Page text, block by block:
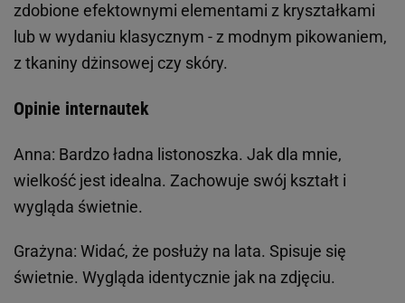
zdobione efektownymi elementami z kryształkami
lub w wydaniu klasycznym - z modnym pikowaniem,
z tkaniny dżinsowej czy skóry.
Opinie internautek
Anna: Bardzo ładna listonoszka. Jak dla mnie,
wielkość jest idealna. Zachowuje swój kształt i
wygląda świetnie.
Grażyna: Widać, że posłuży na lata. Spisuje się
świetnie. Wygląda identycznie jak na zdjęciu.